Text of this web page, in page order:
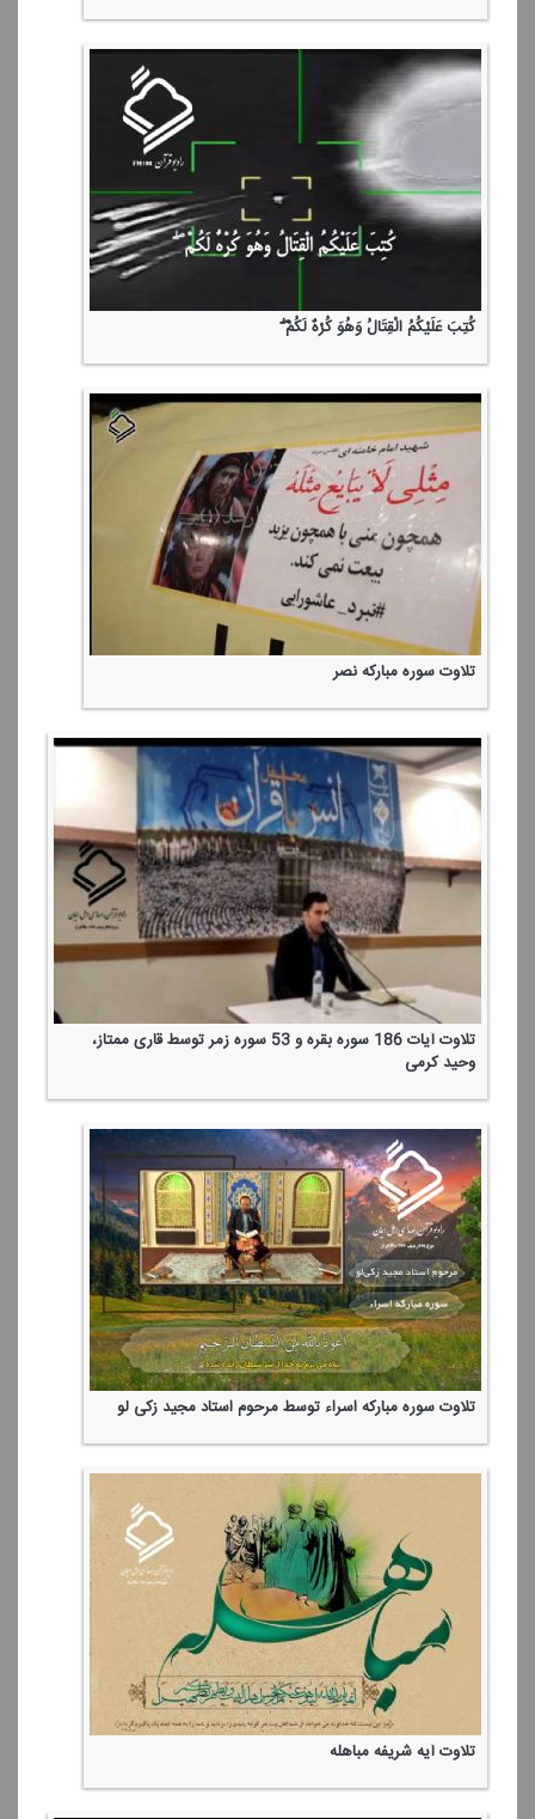
كُتِبَ عَلَیْكُمُ الْقِتَالُ وَهُوَ كُرْهٌ لَكُمْ ۖ
تلاوت سوره مباركه نصر
تلاوت آیات 186 سوره بقره و 53 سوره زمر توسط قاری ممتاز،
وحید كرمی
تلاوت سوره مباركه اسراء توسط مرحوم استاد مجید زكی لو
تلاوت آیه شریفه مباهله